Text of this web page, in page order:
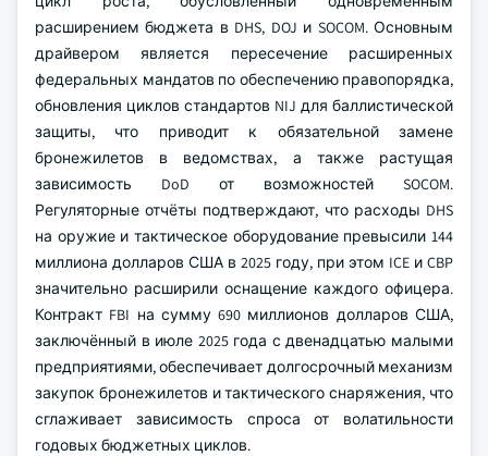
расширением бюджета в DHS, DOJ и SOCOM. Основным
драйвером является пересечение расширенных
федеральных мандатов по обеспечению правопорядка,
обновления циклов стандартов NIJ для баллистической
защиты, что приводит к обязательной замене
бронежилетов в ведомствах, а также растущая
зависимость DoD от возможностей SOCOM.
Регуляторные отчёты подтверждают, что расходы DHS
на оружие и тактическое оборудование превысили 144
миллиона долларов США в 2025 году, при этом ICE и CBP
значительно расширили оснащение каждого офицера.
Контракт FBI на сумму 690 миллионов долларов США,
заключённый в июле 2025 года с двенадцатью малыми
предприятиями, обеспечивает долгосрочный механизм
закупок бронежилетов и тактического снаряжения, что
сглаживает зависимость спроса от волатильности
годовых бюджетных циклов.